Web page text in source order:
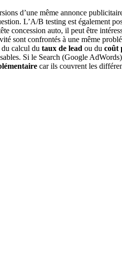
d’une même annonce
L’A/B testing est également
concession auto, il peut être
sont confrontés à une même
du calcul du taux de lead ou du coût
Si le Search (Google
car ils couvrent les